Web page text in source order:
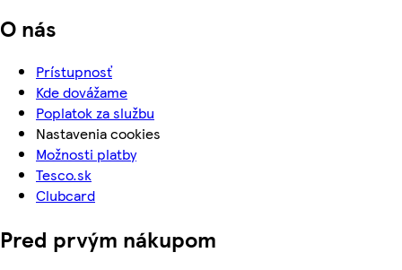
O nás
Prístupnosť
Kde dovážame
Poplatok za službu
Nastavenia cookies
Možnosti platby
Tesco.sk
Clubcard
Pred prvým nákupom